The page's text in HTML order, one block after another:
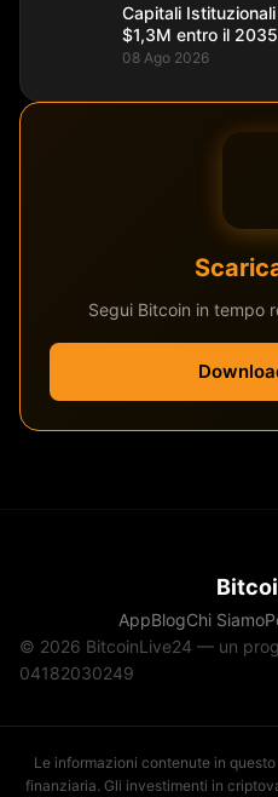
Capitali
$1,3M entro il 2035
08 Ago 2026
Segui Bitcoin in tempo
AppBlogChi Siamo
© 2026 BitcoinLive24 — un
04182030249
Le informazioni contenute in
finanziaria. Gli investimenti in